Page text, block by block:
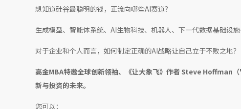
想知道硅谷最聪明的钱，正流向哪些AI赛道？
生成模型、智能体系统、AI生物科技、机器人、下一代数据基础设
对于企业和个人而言，如何制定正确的AI战略让自己立于不败之地？
高金MBA特邀全球创新领袖、《让大象飞》作者 Steve Hoffman
新与投资的未来。
您可以：